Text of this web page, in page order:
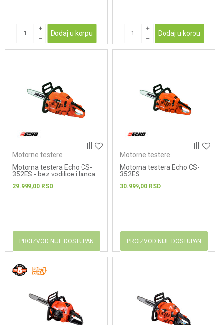
Dodaj u korpu Dodaj u korpu
Motorne testere
Motorna testera Echo CS-
352ES - bez vodilice i lanca
29.999,00 RSD
PROIZVOD NIJE DOSTUPAN
Motorne testere
Motorna testera Echo CS-
352ES
30.999,00 RSD
PROIZVOD NIJE DOSTUPAN